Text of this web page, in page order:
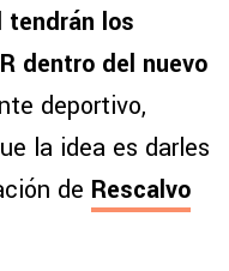
tendrán los
dentro del nuevo
deportivo,
la idea es darles
de Rescalvo